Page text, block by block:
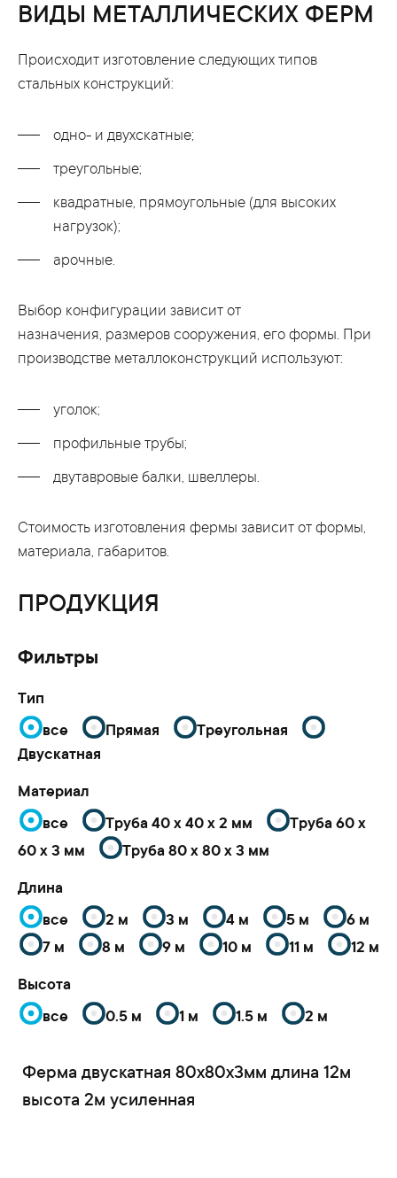
превосходно смотреться как на дачной теплице, так
ферму такой конструкции под любые размеры из
любой трубы, чтобы навес идеально подошел вашим
ВИДЫ МЕТАЛЛИЧЕСКИХ ФЕРМ
Происходит изготовление следующих типов
стальных конструкций:
одно- и двухскатные;
треугольные;
квадратные, прямоугольные (для высоких
нагрузок);
арочные.
Выбор конфигурации зависит от
назначения, размеров сооружения, его формы. При
производстве металлоконструкций используют:
уголок;
профильные трубы;
двутавровые балки, швеллеры.
Cтоимость изготовления фермы зависит от формы,
материала, габаритов.
ПРОДУКЦИЯ
Фильтры
Тип
все
Прямая
Треугольная
Двускатная
Материал
все
Труба 40 x 40 x 2 мм
Труба 60 x
60 x 3 мм
Труба 80 x 80 x 3 мм
Длина
все
2 м 3 м 4 м 5 м
6 м
7 м
8 м 9 м 10 м 11 м 12 м
Высота
все
0.5 м 1 м 1.5 м 2 м
Ферма двускатная 80x80x3мм длина 12м
высота 2м усиленная